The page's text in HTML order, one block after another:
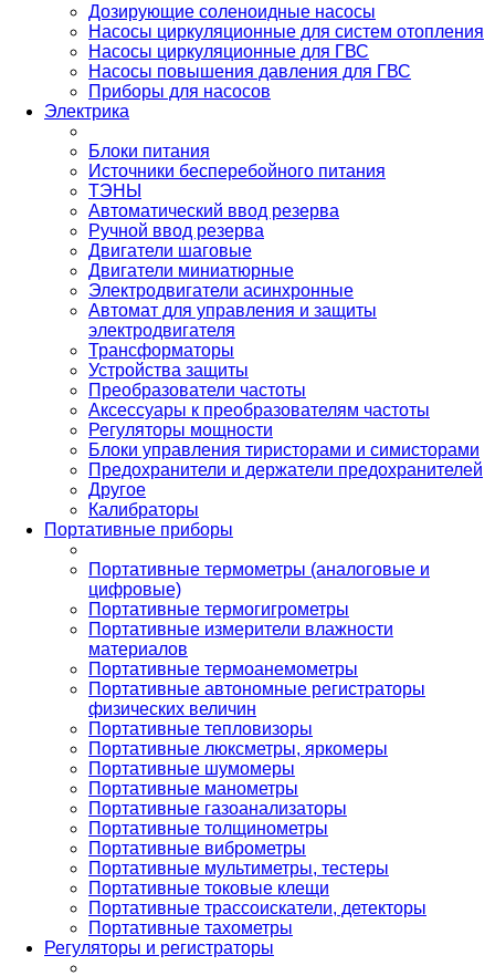
Дозирующие соленоидные насосы
Насосы циркуляционные для систем отопления
Насосы циркуляционные для ГВС
Насосы повышения давления для ГВС
Приборы для насосов
Электрика
Блоки питания
Источники бесперебойного питания
ТЭНЫ
Автоматический ввод резерва
Ручной ввод резерва
Двигатели шаговые
Двигатели миниатюрные
Электродвигатели асинхронные
Автомат для управления и защиты
электродвигателя
Трансформаторы
Устройства защиты
Преобразователи частоты
Аксессуары к преобразователям частоты
Регуляторы мощности
Блоки управления тиристорами и симисторами
Предохранители и держатели предохранителей
Другое
Калибраторы
Портативные приборы
Портативные термометры (аналоговые и
цифровые)
Портативные термогигрометры
Портативные измерители влажности
материалов
Портативные термоанемометры
Портативные автономные регистраторы
физических величин
Портативные тепловизоры
Портативные люксметры, яркомеры
Портативные шумомеры
Портативные манометры
Портативные газоанализаторы
Портативные толщинометры
Портативные виброметры
Портативные мультиметры, тестеры
Портативные токовые клещи
Портативные трассоискатели, детекторы
Портативные тахометры
Регуляторы и регистраторы